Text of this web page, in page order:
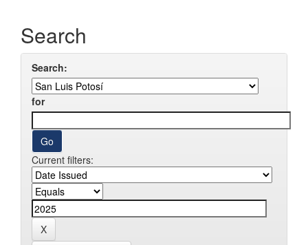
Search
Search:
for
Current filters: